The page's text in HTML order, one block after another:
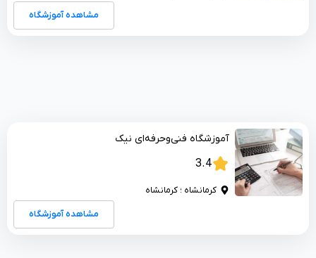
مشاهده آموزشگاه
آموزشگاه فنی‌و‌حرفه‌ای نیک
3.4
کرمانشاه ؛ کرمانشاه
مشاهده آموزشگاه